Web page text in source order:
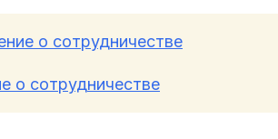
о сотрудничестве
о сотрудничестве